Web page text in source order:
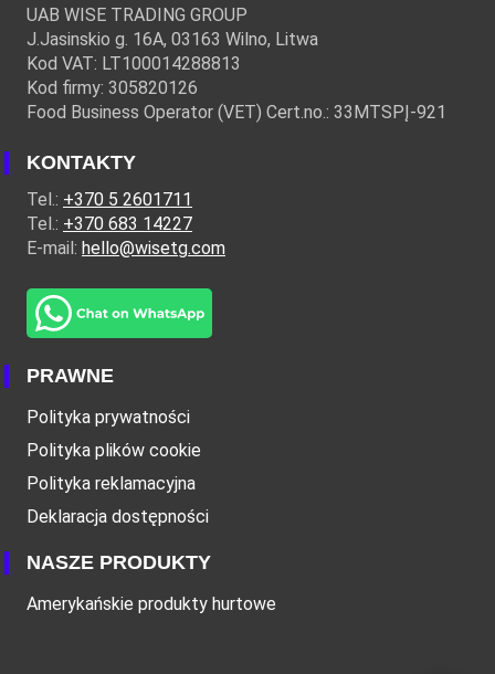
UAB WISE TRADING GROUP
J.Jasinskio g. 16A, 03163 Wilno, Litwa
Kod VAT: LT100014288813
Kod firmy: 305820126
Food Business Operator (VET) Cert.no.: 33MTSPĮ-921
KONTAKTY
Tel.: +370 5 2601711
Tel.: +370 683 14227
E-mail: hello@wisetg.com
PRAWNE
Polityka prywatności
Polityka plików cookie
Polityka reklamacyjna
Deklaracja dostępności
NASZE PRODUKTY
Amerykańskie produkty hurtowe